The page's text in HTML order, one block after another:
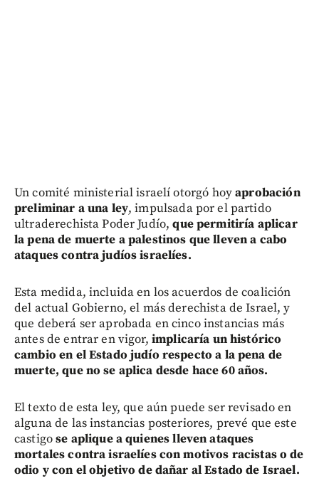
Un comité ministerial israelí otorgó hoyaprobación
preliminar a una ley, impulsada por el partido
ultraderechista Poder Judío,que permitiría aplicar
la pena de muerte a palestinos que lleven a cabo
ataques contra judíos israelíes.
Esta medida, incluida en los acuerdos de coalición
del actual Gobierno, el más derechista de Israel, y
que deberá ser aprobada en cinco instancias más
antes de entrar en vigor, implicaría un histórico
cambio en el Estado judío respecto a la pena de
muerte, que no se aplica desde hace 60 años.
El texto de esta ley, que aún puede ser revisado en
alguna de las instancias posteriores, prevé que este
castigose aplique a quienes lleven ataques
mortales contra israelíes con motivos racistas o de
odio y con el objetivo de dañar al Estado de Israel.